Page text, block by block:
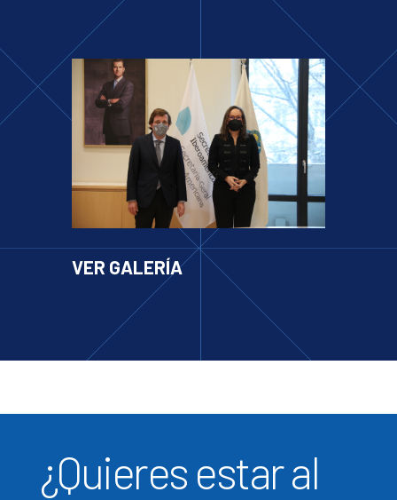
VER GALERÍA
¿Quieres estar al